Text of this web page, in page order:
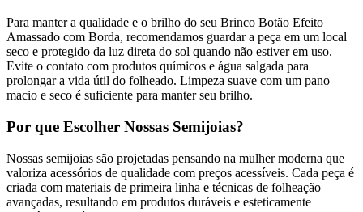
Para manter a qualidade e o brilho do seu Brinco Botão Efeito
Amassado com Borda, recomendamos guardar a peça em um local
seco e protegido da luz direta do sol quando não estiver em uso.
Evite o contato com produtos químicos e água salgada para
prolongar a vida útil do folheado. Limpeza suave com um pano
macio e seco é suficiente para manter seu brilho.
Por que Escolher Nossas Semijoias?
Nossas semijoias são projetadas pensando na mulher moderna que
valoriza acessórios de qualidade com preços acessíveis. Cada peça é
criada com materiais de primeira linha e técnicas de folheação
avançadas, resultando em produtos duráveis e esteticamente